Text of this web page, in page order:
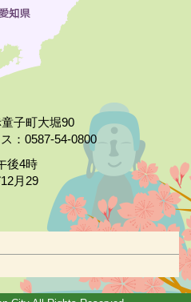
子町大堀90
：0587-54-0800
後4時
月29